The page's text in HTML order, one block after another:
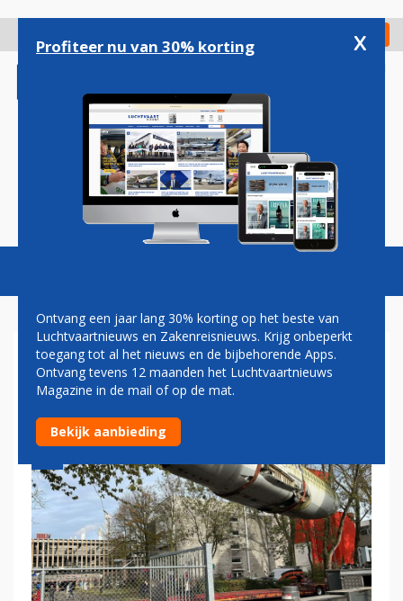
gaan
Check in
Magazine Podcasts Vacatures
TU DELFT NEEMT AFSCHEID
VAN BOEING 737
Profiteer nu van 30% korting x
Ontvang een jaar lang 30% korting op het beste van
Luchtvaartnieuws en Zakenreisnieuws. Krijg onbeperkt
toegang tot al het nieuws en de bijbehorende Apps.
Ontvang tevens 12 maanden het Luchtvaartnieuws
Magazine in de mail of op de mat.
Bekijk aanbieding